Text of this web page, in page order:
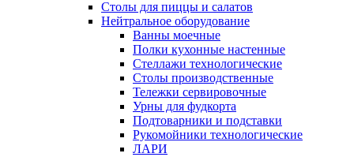
Столы для пиццы и салатов
Нейтральное оборудование
Ванны моечные
Полки кухонные настенные
Стеллажи технологические
Столы производственные
Тележки сервировочные
Урны для фудкорта
Подтоварники и подставки
Рукомойники технологические
ЛАРИ